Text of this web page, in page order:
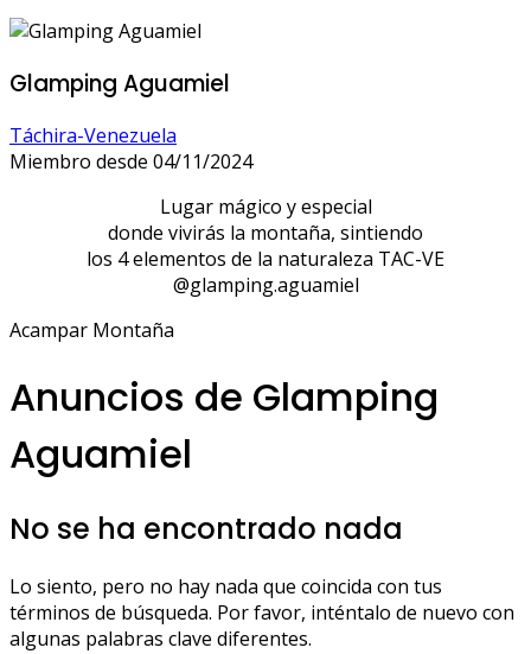
Glamping Aguamiel
Táchira-Venezuela
Miembro desde 04/11/2024
Lugar mágico y especial
donde vivirás la montaña, sintiendo
los 4 elementos de la naturaleza TAC-VE
@glamping.aguamiel
Acampar Montaña
Anuncios de Glamping
Aguamiel
No se ha encontrado nada
Lo siento, pero no hay nada que coincida con tus
términos de búsqueda. Por favor, inténtalo de nuevo con
algunas palabras clave diferentes.